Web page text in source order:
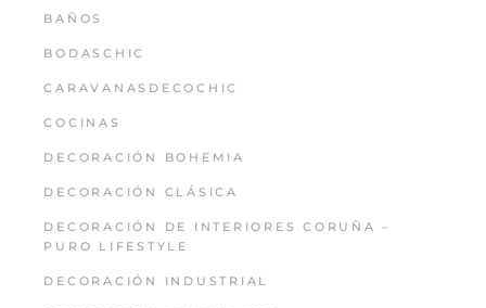
BAÑOS
BODASCHIC
CARAVANASDECOCHIC
COCINAS
DECORACIÓN BOHEMIA
DECORACIÓN CLÁSICA
DECORACIÓN DE INTERIORES CORUÑA –
PURO LIFESTYLE
DECORACIÓN INDUSTRIAL